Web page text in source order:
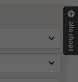
alle shops